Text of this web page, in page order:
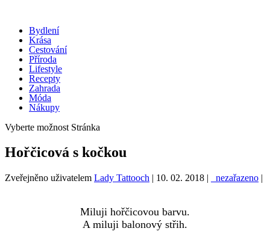
Bydlení
Krása
Cestování
Příroda
Lifestyle
Recepty
Zahrada
Móda
Nákupy
Vyberte možnost Stránka
Hořčicová s kočkou
Zveřejněno uživatelem Lady Tattooch | 10. 02. 2018 | _nezařazeno |
Miluji hořčicovou barvu.
A miluji balonový střih.